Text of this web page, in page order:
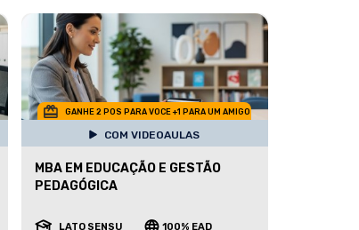
GANHE 2 POS PARA VOCE +1 PARA UM AMIGO
COM VIDEOAULAS
MBA EM EDUCAÇÃO E GESTÃO
PEDAGÓGICA
LATO SENSU 100% EAD